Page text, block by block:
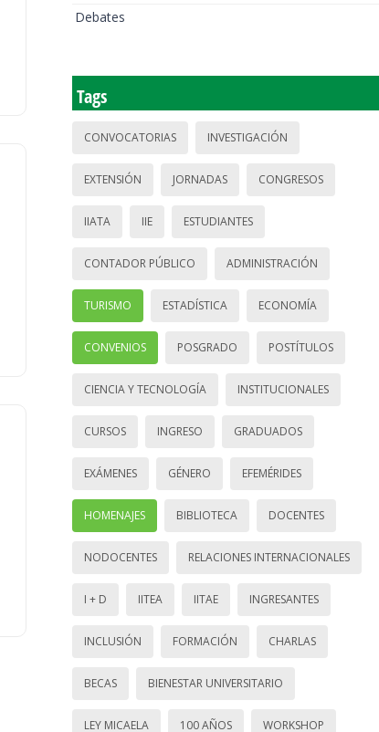
Debates
Tags
CONVOCATORIAS INVESTIGACIÓN
EXTENSIÓN JORNADAS CONGRESOS
IIATA IIE ESTUDIANTES
CONTADOR PÚBLICO ADMINISTRACIÓN
TURISMO ESTADÍSTICA ECONOMÍA
CONVENIOS POSGRADO POSTÍTULOS
CIENCIA Y TECNOLOGÍA INSTITUCIONALES
CURSOS INGRESO GRADUADOS
EXÁMENES GÉNERO EFEMÉRIDES
HOMENAJES BIBLIOTECA DOCENTES
NODOCENTES RELACIONES INTERNACIONALES
I + D IITEA IITAE INGRESANTES
INCLUSIÓN FORMACIÓN CHARLAS
BECAS BIENESTAR UNIVERSITARIO
LEY MICAELA 100 AÑOS WORKSHOP